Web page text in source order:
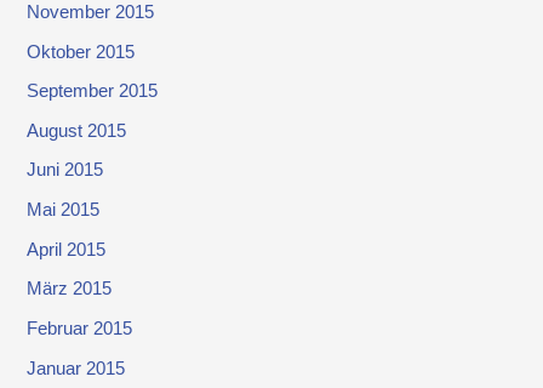
November 2015
Oktober 2015
September 2015
August 2015
Juni 2015
Mai 2015
April 2015
März 2015
Februar 2015
Januar 2015